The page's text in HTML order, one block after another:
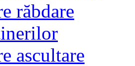
răbdare
ascultare